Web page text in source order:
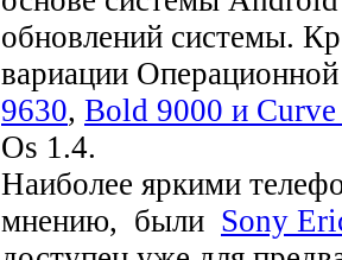
обновлений системы.
вариации
9630, Bold 9000 и
Os 1.4.
Наиболее яркими
мнению, были Sony